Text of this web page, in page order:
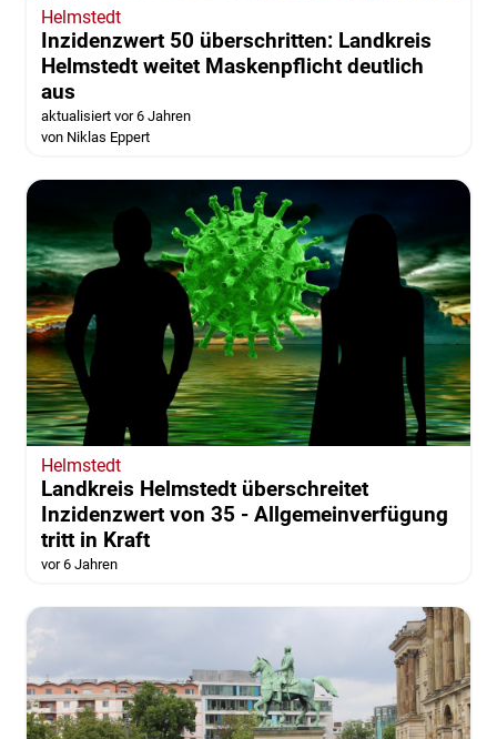
Helmstedt
Inzidenzwert 50 überschritten: Landkreis
Helmstedt weitet Maskenpflicht deutlich
aus
aktualisiert vor 6 Jahren
von Niklas Eppert
Helmstedt
Landkreis Helmstedt überschreitet
Inzidenzwert von 35 - Allgemeinverfügung
tritt in Kraft
vor 6 Jahren